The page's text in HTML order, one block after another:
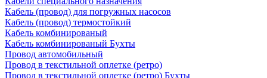
Кабель (провод) для погружных насосов
Кабель (провод) термостойкий
Кабель комбинированый
Кабель комбинированый Бухты
Провод автомобильный
Провод в текстильной оплетке (ретро)
Провод в текстильной оплетке (ретро) Бухты